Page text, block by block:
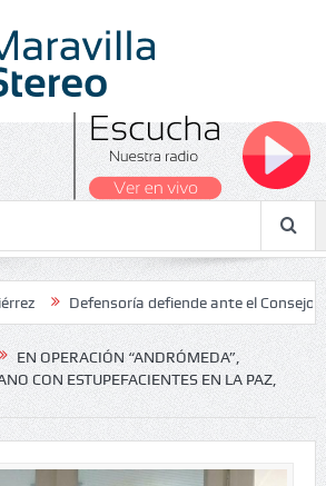
defiende ante el Consejo de
EN OPERACIÓN “ANDRÓMEDA”,
CON ESTUPEFACIENTES EN LA PAZ,